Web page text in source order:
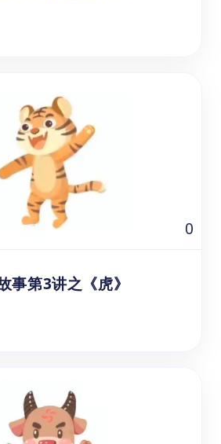
二生肖-狗的故事】这个在线
3到6岁（幼儿园、学前班、
或学生可以跟着悟空中文的老
生肖狗的中国童话故事，并通
方式培养激发他们学习中文的
中文听力和尝试用中文跟
式来练习中文口语表达。
0
事第3讲之《虎》
虎视频课资源，可以帮助年龄
、学前班和1-3年级的学生，